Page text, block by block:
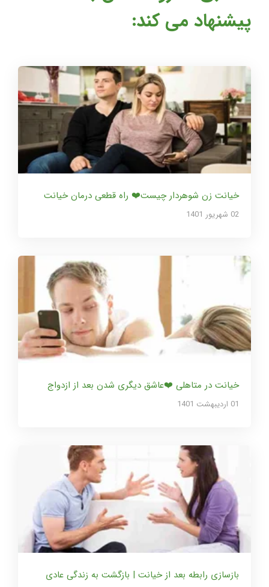
پیشنهاد می کند:
خیانت زن شوهردار چیست❤️ راه قطعی درمان خیانت
02 شهریور 1401
خیانت در متاهلی ❤️عاشق دیگری شدن بعد از ازدواج
01 ارديبهشت 1401
بازسازی رابطه بعد از خیانت | بازگشت به زندگی عادی